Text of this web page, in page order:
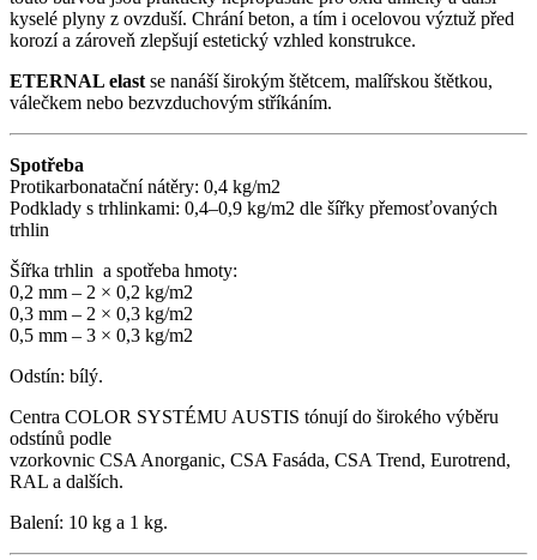
kyselé plyny z ovzduší. Chrání beton, a tím i ocelovou výztuž před
korozí a zároveň zlepšují estetický vzhled konstrukce.
ETERNAL elast se nanáší širokým štětcem, malířskou štětkou,
válečkem nebo bezvzduchovým stříkáním.
Spotřeba
Protikarbonatační nátěry: 0,4 kg/m2
Podklady s trhlinkami: 0,4–0,9 kg/m2 dle šířky přemosťovaných
trhlin
Šířka trhlin a spotřeba hmoty:
0,2 mm – 2 × 0,2 kg/m2
0,3 mm – 2 × 0,3 kg/m2
0,5 mm – 3 × 0,3 kg/m2
Odstín: bílý.
Centra COLOR SYSTÉMU AUSTIS tónují do širokého výběru
odstínů podle
vzorkovnic CSA Anorganic, CSA Fasáda, CSA Trend, Eurotrend,
RAL a dalších.
Balení: 10 kg a 1 kg.